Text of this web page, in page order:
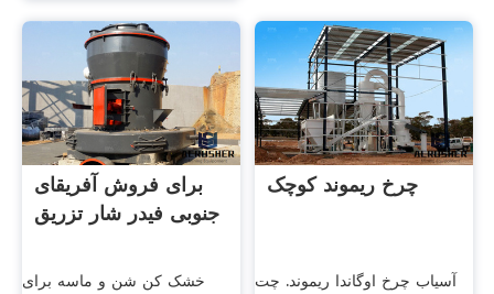
برای فروش آفریقای
جنوبی فیدر شار تزریق
خشک کن شن و ماسه برای
چرخ ریموند کوچک
آسیاب چرخ اوگاندا ریموند. چت